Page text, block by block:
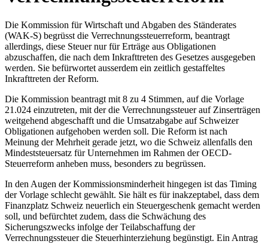
Die Kommission für Wirtschaft und Abgaben des Ständerates
(WAK-S) begrüsst die Verrechnungssteuerreform, beantragt
allerdings, diese Steuer nur für Erträge aus Obligationen
abzuschaffen, die nach dem Inkrafttreten des Gesetzes ausgegeben
werden. Sie befürwortet ausserdem ein zeitlich gestaffeltes
Inkrafttreten der Reform.
Die Kommission beantragt mit 8 zu 4 Stimmen, auf die Vorlage
21.024 einzutreten, mit der die Verrechnungssteuer auf Zinserträgen
weitgehend abgeschafft und die Umsatzabgabe auf Schweizer
Obligationen aufgehoben werden soll. Die Reform ist nach
Meinung der Mehrheit gerade jetzt, wo die Schweiz allenfalls den
Mindeststeuersatz für Unternehmen im Rahmen der OECD-
Steuerreform anheben muss, besonders zu begrüssen.
In den Augen der Kommissionsminderheit hingegen ist das Timing
der Vorlage schlecht gewählt. Sie hält es für inakzeptabel, dass dem
Finanzplatz Schweiz neuerlich ein Steuergeschenk gemacht werden
soll, und befürchtet zudem, dass die Schwächung des
Sicherungszwecks infolge der Teilabschaffung der
Verrechnungssteuer die Steuerhinterziehung begünstigt. Ein Antrag